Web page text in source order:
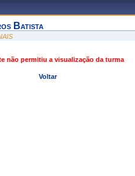
Batista
não permitiu a visualização da turma
Voltar